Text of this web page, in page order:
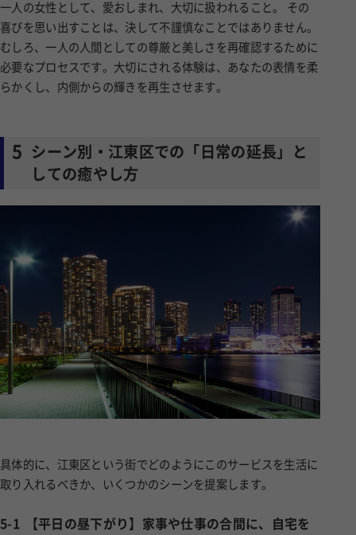
喜びを思い出すことは、決して不謹慎なことではありません。
むしろ、一人の人間としての尊厳と美しさを再確認するために
必要なプロセスです。大切にされる体験は、あなたの表情を柔
らかくし、内側からの輝きを再生させます。
しての癒やし方
取り入れるべきか、いくつかのシーンを提案します。
「静かな聖域」に変える